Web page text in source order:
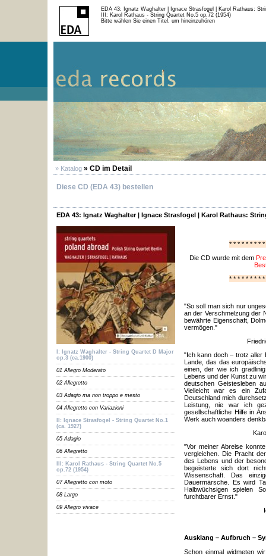
EDA 43: Ignatz Waghalter | Ignace Strasfogel | Karol Rathaus:
III: Karol Rathaus - String Quartet No.5 op.72 (1954)
Bitte wählen Sie einen Titel, um hineinzuhören
» Katalog » CD im Detail
Diese CD (EDA 43) bestellen
EDA 43: Ignatz Waghalter | Ignace Strasfogel | Karol Rathaus:
I: Ignatz Waghalter - String Quartet D Major
op.3 (ca.1900)
01 Allegro Moderato
02 Allegretto
03 Adagio ma non troppo e mesto
04 Allegretto con Variazioni
II: Ignace Strasfogel - String Quartet No.1
(ca. 1927)
05 Adagio
06 Allegretto
III: Karol Rathaus - String Quartet No.5
op.72 (1954)
07 Allegretto con moto
08 Largo
09 Allegro vivace
* * * * * * * *
Die CD wurde mit dem
* * * * * * * *
"So soll man sich nur
an der Verschmelzung der
bewährte Eigenschaft,
vermögen."
"Ich kann doch – trotz aller
Lande, das das
einen, der wie ich
Lebens und der Kunst zu
deutschen Geistesleben
Vielleicht war es ein
Deutschland mich
Leistung, nie war ich
gesellschaftliche Hilfe in
Werk auch woanders
"Vor meiner Abreise
vergleichen. Die Pracht
des Lebens und der
begeisterte sich dort
Wissenschaft. Das
Dauermärsche. Es wird
Halbwüchsigen spielen
furchtbarer Ernst."
Ausklang – Aufbruch –
Schon einmal widmeten